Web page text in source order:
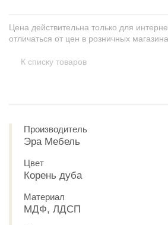
Цена действительна только для
отличаться от цен в розничных
К списку товаров
Производитель
Эра Мебель
Цвет
Корень дуба
Материал
МДФ, ЛДСП